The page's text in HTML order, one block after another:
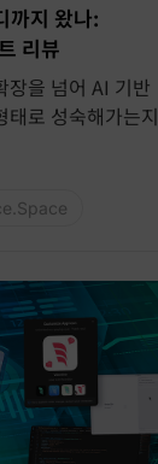
까지 왔나:
리뷰
장을 넘어 AI 기반
태로 성숙해가는지